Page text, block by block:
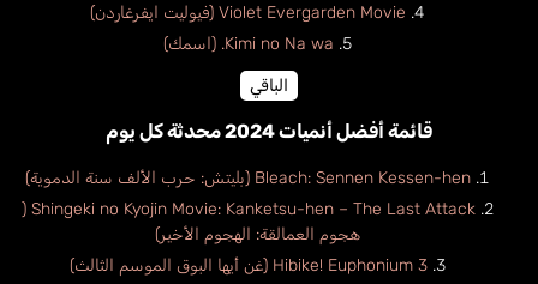
Violet Evergarden Movie (فيوليت ايفرغاردن)
Kimi no Na wa. (اسمك)
الباقي
قائمة أفضل أنميات 2024 محدثة كل يوم
Bleach: Sennen Kessen-hen (بليتش: حرب الألف سنة الدموية)
Shingeki no Kyojin Movie: Kanketsu-hen – The Last Attack (
هجوم العمالقة: الهجوم الأخير)
Hibike! Euphonium 3 (غن أيها البوق الموسم الثالث)